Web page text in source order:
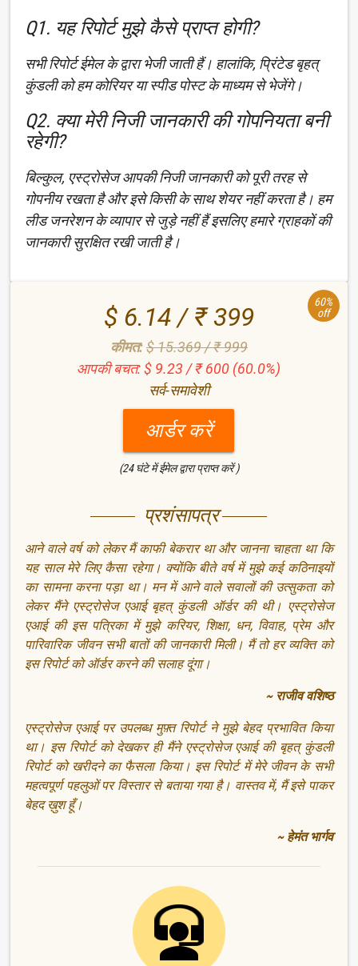
Q1. यह रिपोर्ट मुझे कैसे प्राप्त होगी?
सभी रिपोर्ट ईमेल के द्वारा भेजी जाती हैं। हालांकि, प्रिंटेड बृहत्
कुंडली को हम कोरियर या स्पीड पोस्ट के माध्यम से भेजेंगे।
Q2. क्या मेरी निजी जानकारी की गोपनियता बनी
रहेगी?
बिल्कुल, एस्ट्रोसेज आपकी निजी जानकारी को पूरी तरह से
गोपनीय रखता है और इसे किसी के साथ शेयर नहीं करता है। हम
लीड जनरेशन के व्यापार से जुड़े नहीं हैं इसलिए हमारे ग्राहकों की
जानकारी सुरक्षित रखी जाती है।
60%
off
$ 6.14 / ₹ 399
कीमत:$ 15.369 / ₹ 999
आपकी बचत: $ 9.23 / ₹ 600 (60.0%)
सर्व-समावेशी
आर्डर करें
(24 घंटे में ईमेल द्वारा प्राप्त करें )
प्रशंसापत्र
आने वाले वर्ष को लेकर मैं काफी बेकरार था और जानना चाहता था कि
यह साल मेरे लिए कैसा रहेगा। क्योंकि बीते वर्ष में मुझे कई कठिनाइयों
का सामना करना पड़ा था। मन में आने वाले सवालों की उत्सुकता को
लेकर मैंने एस्ट्रोसेज एआई बृहत् कुंडली ऑर्डर की थी। एस्ट्रोसेज
एआई की इस पत्रिका में मुझे करियर, शिक्षा, धन, विवाह, प्रेम और
पारिवारिक जीवन सभी बातों की जानकारी मिली। मैं तो हर व्यक्ति को
इस रिपोर्ट को ऑर्डर करने की सलाह दूंगा।
~ राजीव वशिष्ठ
एस्ट्रोसेज एआई पर उपलब्ध मुफ़्त रिपोर्ट ने मुझे बेहद प्रभावित किया
था। इस रिपोर्ट को देखकर ही मैंने एस्ट्रोसेज एआई की बृहत् कुंडली
रिपोर्ट को खरीदने का फैसला किया। इस रिपोर्ट में मेरे जीवन के सभी
महत्वपूर्ण पहलुओं पर विस्तार से बताया गया है। वास्तव में, मैं इसे पाकर
बेहद ख़ुश हूँ।
~ हेमंत भार्गव